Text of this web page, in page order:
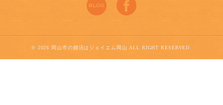
© 2026 岡山市の婚活はジェイエム岡山 ALL RIGHT RESERVED.